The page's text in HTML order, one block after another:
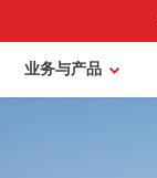
业务与产品